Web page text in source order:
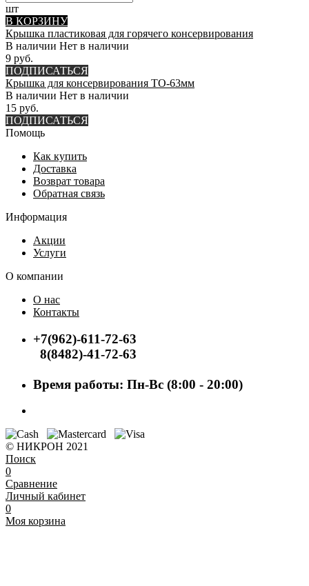
шт
В КОРЗИНУ
Крышка пластиковая для горячего консервирования
В наличии Нет в наличии
9 руб.
ПОДПИСАТЬСЯ
Крышка для консервирования ТО-63мм
В наличии Нет в наличии
15 руб.
ПОДПИСАТЬСЯ
Помощь
Как купить
Доставка
Возврат товара
Обратная связь
Информация
Акции
Услуги
О компании
О нас
Контакты
+7(962)-611-72-63
8(8482)-41-72-63
Время работы: Пн-Вс (8:00 - 20:00)
© НИКРОН 2021
Поиск
0
Сравнение
Личный кабинет
0
Моя корзина